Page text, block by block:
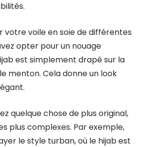
votre voile en soie de différentes
opter pour un nouage
est simplement drapé sur la
menton. Cela donne un look
quelque chose de plus original,
plus complexes. Par exemple,
le style turban, où le hijab est